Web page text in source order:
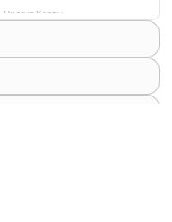
Яндекс Карты